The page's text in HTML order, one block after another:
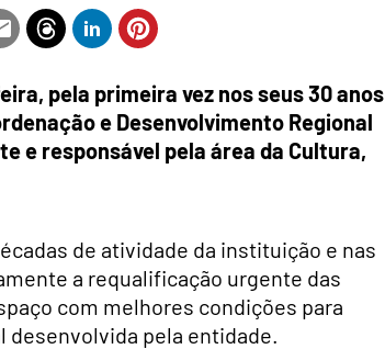
pela primeira vez nos seus 30 anos
e Desenvolvimento Regional
e responsável pela área da Cultura,
de atividade da instituição e nas
a requalificação urgente das
com melhores condições para
pela entidade.